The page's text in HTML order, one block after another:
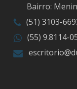
Bairro:
(51) 3103-
(55) 9.8114-